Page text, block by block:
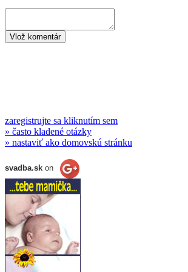
zaregistrujte sa kliknutím sem
» často kladené otázky
» nastaviť ako domovskú stránku
svadba.sk on